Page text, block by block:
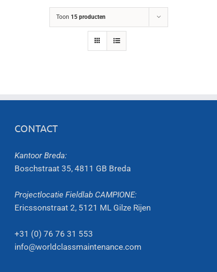
Toon 15 producten
CONTACT
Kantoor Breda:
Boschstraat 35, 4811 GB Breda
Projectlocatie Fieldlab CAMPIONE:
Ericssonstraat 2, 5121 ML Gilze Rijen
+31 (0) 76 76 31 553
info@worldclassmaintenance.com